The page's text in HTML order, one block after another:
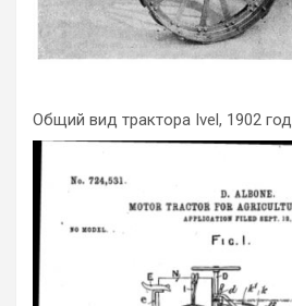
Общий вид трактора Ivel, 1902 год